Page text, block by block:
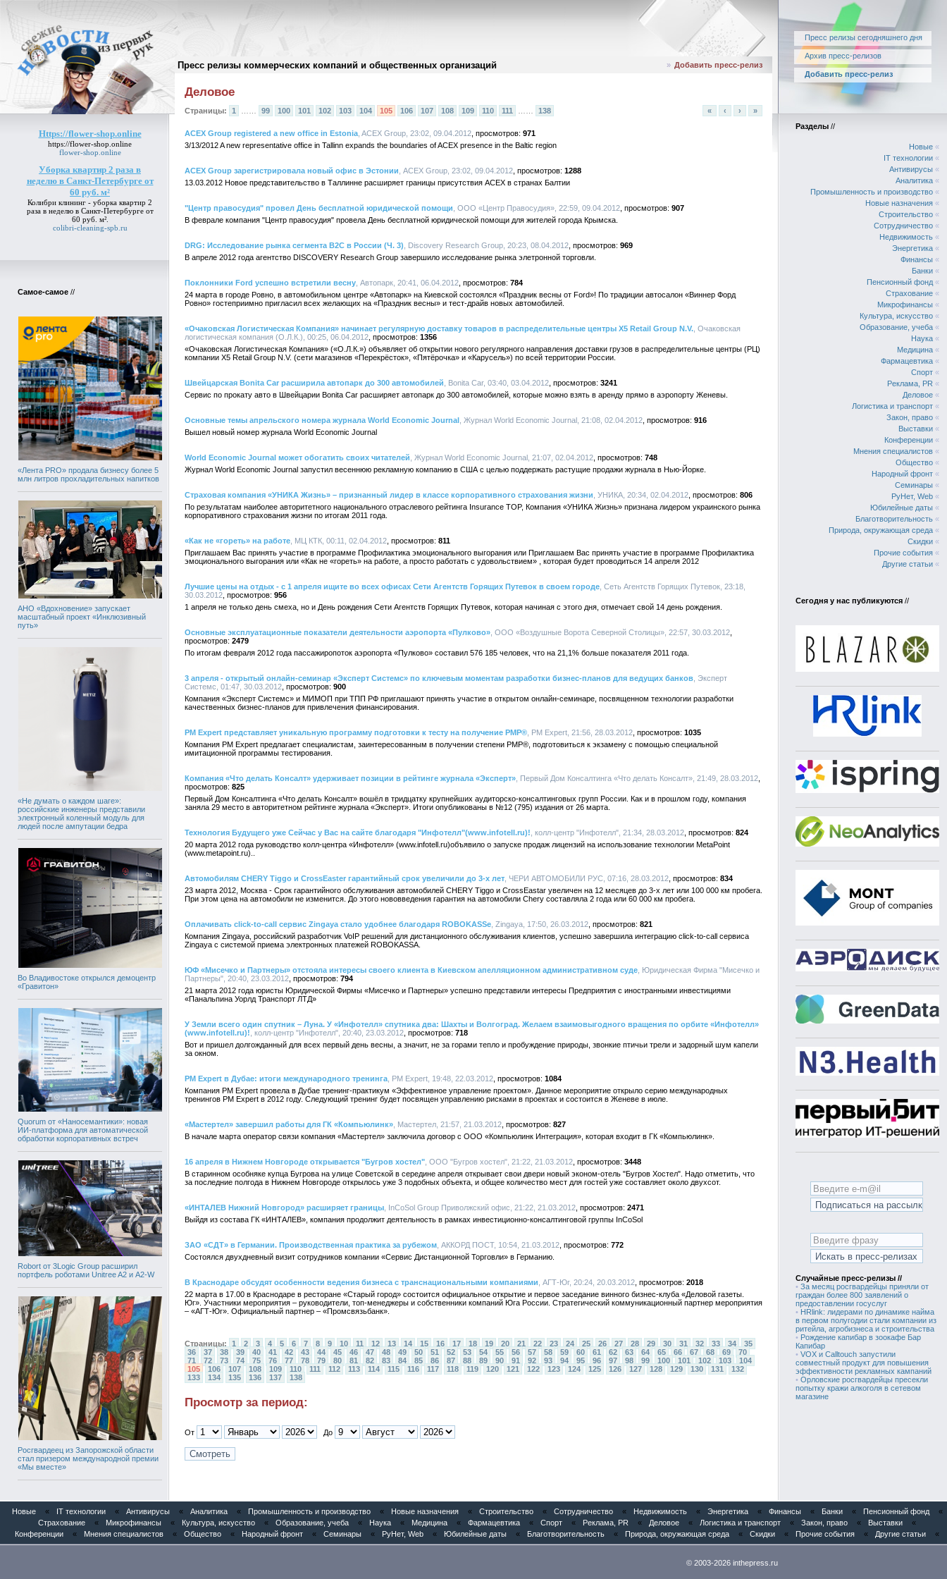
Пресс релизы коммерческих компаний и общественных организаций
Пресс релизы сегодняшнего дня
Архив пресс-релизов
Добавить пресс-релиз
Https://flower-shop.online
https://flower-shop.online
flower-shop.online
Уборка квартир 2 раза в
неделю в Санкт-Петербурге от
60 руб. м²
Колибри клининг - уборка квартир 2
раза в неделю в Санкт-Петербурге от
60 руб. м².
colibri-cleaning-spb.ru
Самое-самое //
«Лента PRO» продала бизнесу более 5
млн литров прохладительных напитков
АНО «Вдохновение» запускает
масштабный проект «Инклюзивный
путь»
«Не думать о каждом шаге»:
российские инженеры представили
электронный коленный модуль для
людей после ампутации бедра
Во Владивостоке открылся демоцентр
«Гравитон»
Quorum от «Наносемантики»: новая
ИИ-платформа для автоматической
обработки корпоративных встреч
Robort от 3Logic Group расширил
портфель роботами Unitree A2 и A2-W
Росгвардеец из Запорожской области
стал призером международной премии
«Мы вместе»
Архив пресс-релизов// » Добавить пресс-релиз
Деловое
Страницы: 1 99 100 101 102 103 104 105 106 107 108 109 110 111 138 « ‹ › »
ACEX Group registered a new office in Estonia , ACEX Group, 23:02, 09.04.2012
971
3/13/2012 A new representative office in Tallinn expands the boundaries of ACEX presence in the Baltic region
ACEX Group зарегистрировала новый офис в Эстонии , ACEX Group, 23:02, 09.04.2012
1288
13.03.2012 Новое представительство в Таллинне расширяет границы присутствия ACEX в странах Балтии
"Центр правосудия" провел День бесплатной юридической помощи , ООО «Центр Правосудия», 22:59, 09.04.2012
907
В феврале компания "Центр правосудия" провела День бесплатной юридической помощи для жителей города Крымска.
DRG: Исследование рынка сегмента В2С в России (Ч. 3) , Discovery Research Group, 20:23, 08.04.2012
969
В апреле 2012 года агентство DISCOVERY Research Group завершило исследование рынка элетронной торговли.
Поклонники Ford успешно встретили весну , Автопарк, 20:41, 06.04.2012
784
24 марта в городе Ровно, в автомобильном центре «Автопарк» на Киевской состоялся «Праздник весны от Ford»! По традиции автосалон «Виннер Форд
Ровно» гостеприимно пригласил всех желающих на «Праздник весны» и тест-драйв новых автомобилей.
«Очаковская Логистическая Компания» начинает регулярную доставку товаров в распределительные центры X5 Retail Group N.V. , Очаковская
логистическая компания (О.Л.К.), 00:25, 06.04.2012
1356
«Очаковская Логистическая Компания» («О.Л.К.») объявляет об открытии нового регулярного направления доставки грузов в распределительные центры (РЦ)
компании X5 Retail Group N.V. (сети магазинов «Перекрёсток», «Пятёрочка» и «Карусель») по всей территории России.
Швейцарская Bonita Car расширила автопарк до 300 автомобилей , Bonita Car, 03:40, 03.04.2012
3241
Сервис по прокату авто в Швейцарии Bonita Car расширяет автопарк до 300 автомобилей, которые можно взять в аренду прямо в аэропорту Женевы.
Основные темы апрельского номера журнала World Economic Journal , Журнал World Economic Journal, 21:08, 02.04.2012
916
Вышел новый номер журнала World Economic Journal
World Economic Journal может обогатить своих читателей , Журнал World Economic Journal, 21:07, 02.04.2012
748
Журнал World Economic Journal запустил весеннюю рекламную компанию в США с целью поддержать растущие продажи журнала в Нью-Йорке.
Страховая компания «УНИКА Жизнь» – признанный лидер в классе корпоративного страхования жизни , УНИКА, 20:34, 02.04.2012
806
По результатам наиболее авторитетного национального отраслевого рейтинга Insurance TOP, Компания «УНИКА Жизнь» признана лидером украинского рынка
корпоративного страхования жизни по итогам 2011 года.
«Как не «гореть» на работе , МЦ КТК, 00:11, 02.04.2012
811
Приглашаем Вас принять участие в программе Профилактика эмоционального выгорания или Приглашаем Вас принять участие в программе Профилактика
эмоционального выгорания или «Как не «гореть» на работе, а просто работать с удовольствием» , которая будет проводиться 14 апреля 2012
Лучшие цены на отдых - с 1 апреля ищите во всех офисах Сети Агентств Горящих Путевок в своем городе , Сеть Агентств Горящих Путевок, 23:18,
30.03.2012
956
1 апреля не только день смеха, но и День рождения Сети Агентств Горящих Путевок, которая начиная с этого дня, отмечает свой 14 день рождения.
Основные эксплуатационные показатели деятельности аэропорта «Пулково» , ООО «Воздушные Ворота Северной Столицы», 22:57, 30.03.2012
2479
По итогам февраля 2012 года пассажиропоток аэропорта «Пулково» составил 576 185 человек, что на 21,1% больше показателя 2011 года.
3 апреля - открытый онлайн-семинар «Эксперт Системс» по ключевым моментам разработки бизнес-планов для ведущих банков , Эксперт
Системс, 01:47, 30.03.2012
900
Компания «Эксперт Системс» и МИМОП при ТПП РФ приглашают принять участие в открытом онлайн-семинаре, посвященном технологии разработки
качественных бизнес-планов для привлечения финансирования.
PM Expert представляет уникальную программу подготовки к тесту на получение PMP® , PM Expert, 21:56, 28.03.2012
1035
Компания PM Expert предлагает специалистам, заинтересованным в получении степени PMP®, подготовиться к экзамену с помощью специальной
имитационной программы тестирования.
Компания «Что делать Консалт» удерживает позиции в рейтинге журнала «Эксперт» , Первый Дом Консалтинга «Что делать Консалт», 21:49, 28.03.2012
825
Первый Дом Консалтинга «Что делать Консалт» вошёл в тридцатку крупнейших аудиторско-консалтинговых групп России. Как и в прошлом году, компания
заняла 29 место в авторитетном рейтинге журнала «Эксперт». Итоги опубликованы в №12 (795) издания от 26 марта.
Технология Будущего уже Сейчас у Вас на сайте благодаря "Инфотелл"(www.infotell.ru)! , колл-центр "Инфотелл", 21:34, 28.03.2012
824
20 марта 2012 года руководство колл-центра «Инфотелл» (www.infotell.ru)объявило о запуске продаж лицензий на использование технологии MetaPoint
(www.metapoint.ru)..
Автомобилям CHERY Tiggo и CrossEaster гарантийный срок увеличили до 3-х лет , ЧЕРИ АВТОМОБИЛИ РУС, 07:16, 28.03.2012
834
23 марта 2012, Москва - Срок гарантийного обслуживания автомобилей CHERY Tiggo и CrossEastar увеличен на 12 месяцев до 3-х лет или 100 000 км пробега.
При этом цена на автомобили не изменится. До этого нововведения гарантия на автомобили Chery составляла 2 года или 60 000 км пробега.
Оплачивать сlick-to-call сервис Zingaya стало удобнее благодаря ROBOKASSе , Zingaya, 17:50, 26.03.2012
821
Компания Zingaya, российский разработчик VoIP решений для дистанционного обслуживания клиентов, успешно завершила интеграцию click-to-call сервиса
Zingaya с системой приема электронных платежей ROBOKASSA.
ЮФ «Мисечко и Партнеры» отстояла интересы своего клиента в Киевском апелляционном административном суде , Юридическая Фирма "Мисечко и
Партнеры", 20:40, 23.03.2012
794
21 марта 2012 года юристы Юридической Фирмы «Мисечко и Партнеры» успешно представили интересы Предприятия с иностранными инвестициями
«Панальпина Уорлд Транспорт ЛТД»
У Земли всего один спутник – Луна. У «Инфотелл» спутника два: Шахты и Волгоград. Желаем взаимовыгодного вращения по орбите «Инфотелл»
(www.infotell.ru)! , колл-центр "Инфотелл", 20:40, 23.03.2012
718
Вот и пришел долгожданный для всех первый день весны, а значит, не за горами тепло и пробуждение природы, звонкие птичьи трели и задорный шум капели
за окном.
PM Expert в Дубае: итоги международного тренинга , PM Expert, 19:48, 22.03.2012
1084
Компания PM Expert провела в Дубае тренинг-практикум «Эффективное управление проектом». Данное мероприятие открыло серию международных
тренингов PM Expert в 2012 году. Следующий тренинг будет посвящен управлению рисками в проектах и состоится в Женеве в июле.
«Мастертел» завершил работы для ГК «Компьюлинк» , Мастертел, 21:57, 21.03.2012
827
В начале марта оператор связи компания «Мастертел» заключила договор с ООО «Компьюлинк Интеграция», которая входит в ГК «Компьюлинк».
16 апреля в Нижнем Новгороде открывается "Бугров хостел" , ООО "Бугров хостел", 21:22, 21.03.2012
3448
В старинном особняке купца Бугрова на улице Советской в середине апреля открывает свои двери новый эконом-отель "Бугров Хостел". Надо отметить, что
за последние полгода в Нижнем Новгороде открылось уже 3 подобных объекта, и общее количество мест для гостей уже составляет около двухсот.
«ИНТАЛЕВ Нижний Новгород» расширяет границы , InCoSol Group Приволжский офис, 21:22, 21.03.2012
2471
Выйдя из состава ГК «ИНТАЛЕВ», компания продолжит деятельность в рамках инвестиционно-консалтинговой группы InCoSol
ЗАО «СДТ» в Германии. Производственная практика за рубежом , АККОРД ПОСТ, 10:54, 21.03.2012
772
Состоялся двухдневный визит сотрудников компании «Сервис Дистанционной Торговли» в Германию.
В Краснодаре обсудят особенности ведения бизнеса с транснациональными компаниями , АГТ-Юг, 20:24, 20.03.2012
2018
22 марта в 17.00 в Краснодаре в ресторане «Старый город» состоится официальное открытие и первое заседание винного бизнес-клуба «Деловой газеты.
Юг». Участники мероприятия – руководители, топ-менеджеры и собственники компаний Юга России. Стратегический коммуникационный партнер мероприятия
– «АГТ-Юг». Официальный партнер – «Промсвязьбанк».
Страницы: 1 2 3 4 5 6 7 8 9 10 11 12 13 14 15 16 17 18 19 20 21 22 23 24 25 26 27 28 29 30 31 32 33 34
35
36
37 38 39 40 41 42 43 44 45 46 47 48 49 50 51 52 53 54 55 56 57 58 59 60 61 62 63 64 65 66 67 68 69
70
71
72 73 74 75 76 77 78 79 80 81 82 83 84 85 86 87 88 89 90 91 92 93 94 95 96 97 98 99 100 101 102 103
104
105
106 107 108 109 110 111 112 113 114 115 116 117 118 119 120 121 122 123 124 125 126 127 128 129 130 131
132
133
134 135 136 137 138
Просмотр за период:
От До
Разделы //
Новые «
IT технологии «
Антивирусы «
Аналитика «
Промышленность и производство «
Новые назначения «
Строительство «
Сотрудничество «
Недвижимость «
Энергетика «
Финансы «
Банки «
Пенсионный фонд «
Страхование «
Микрофинансы «
Культура, искусство «
Образование, учеба «
Наука «
Медицина «
Фармацевтика «
Спорт «
Реклама, PR «
Деловое «
Логистика и транспорт «
Закон, право «
Выставки «
Конференции «
Мнения специалистов «
Общество «
Народный фронт «
Семинары «
РуНет, Web «
Юбилейные даты «
Благотворительность «
Природа, окружающая среда «
Скидки «
Прочие события «
Другие статьи «
Сегодня у нас публикуются //
Случайные пресс-релизы //
• За месяц росгвардейцы приняли от
граждан более 800 заявлений о
предоставлении госуслуг
• HRlink: лидерами по динамике найма
в первом полугодии стали компании из
ритейла, агробизнеса и строительства
• Рождение капибар в зоокафе Бар
Капибар
• VOX и Calltouch запустили
совместный продукт для повышения
эффективности рекламных кампаний
• Орловские росгвардейцы пресекли
попытку кражи алкоголя в сетевом
магазине
Новые « IT технологии « Антивирусы « Аналитика « Промышленность и производство « Новые назначения « Строительство « Сотрудничество « Недвижимость « Энергетика « Финансы « Банки « Пенсионный фонд
«
Страхование
« Микрофинансы « Культура, искусство « Образование, учеба « Наука « Медицина « Фармацевтика « Спорт « Реклама, PR « Деловое « Логистика и транспорт « Закон, право « Выставки
«
Конференции
« Мнения специалистов « Общество « Народный фронт « Семинары « РуНет, Web « Юбилейные даты « Благотворительность « Природа, окружающая среда « Скидки « Прочие события « Другие статьи «
© 2003-2026 inthepress.ru